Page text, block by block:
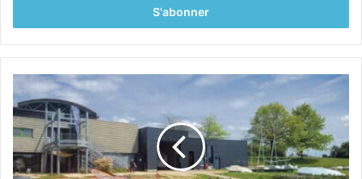
e
z
t
r
e
a
d
e
o
v
e
n